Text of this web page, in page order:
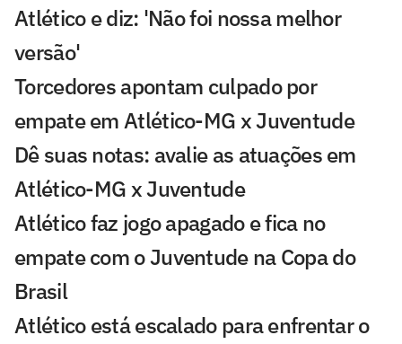
Atlético e diz: 'Não foi nossa melhor
versão'
Torcedores apontam culpado por
empate em Atlético-MG x Juventude
Dê suas notas: avalie as atuações em
Atlético-MG x Juventude
Atlético faz jogo apagado e fica no
empate com o Juventude na Copa do
Brasil
Atlético está escalado para enfrentar o